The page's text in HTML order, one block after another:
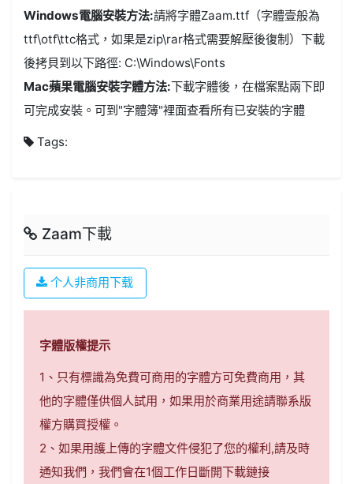
Windows電腦安裝方法:請將字體Zaam.ttf（字體壹般為
ttf\otf\ttc格式，如果是zip\rar格式需要解壓後復制）下載
後拷貝到以下路徑: C:\Windows\Fonts
Mac蘋果電腦安裝字體方法:下載字體後，在檔案點兩下即
可完成安裝。可到"字體簿"裡面查看所有已安裝的字體
Tags:
Zaam下載
个人非商用下载
字體版權提示
1、只有標識為免費可商用的字體方可免費商用，其
他的字體僅供個人試用，如果用於商業用途請聯系版
權方購買授權。
2、如果用護上傳的字體文件侵犯了您的權利,請及時
通知我們，我們會在1個工作日斷開下載鏈接